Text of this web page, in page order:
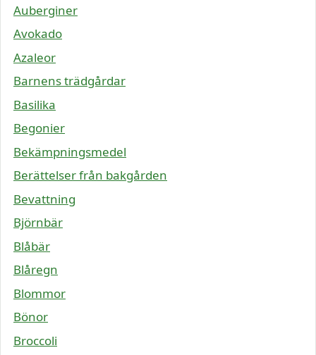
Auberginer
Avokado
Azaleor
Barnens trädgårdar
Basilika
Begonier
Bekämpningsmedel
Berättelser från bakgården
Bevattning
Björnbär
Blåbär
Blåregn
Blommor
Bönor
Broccoli